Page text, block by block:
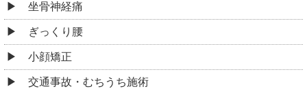
坐骨神経痛
ぎっくり腰
小顔矯正
交通事故・むちうち施術